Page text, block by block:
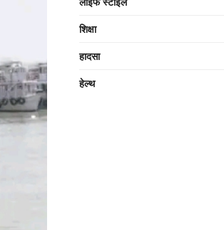
शिक्षा
हादसा
हेल्थ